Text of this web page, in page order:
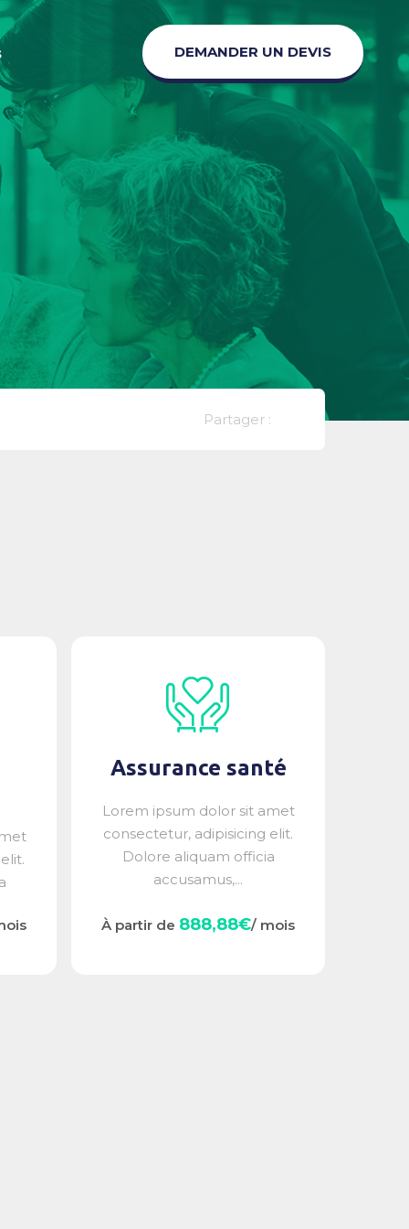
DEMANDER UN DEVIS
Partager :
Assurance santé
Lorem ipsum dolor sit amet
consectetur, adipisicing elit.
Dolore aliquam officia
accusamus,...
À partir de 888,88€/ mois